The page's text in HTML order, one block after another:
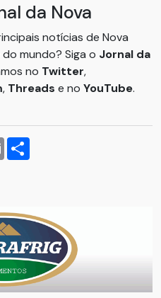
da Nova
notícias de Nova
mundo? Siga o Jornal da
no Twitter,
, Threads e no YouTube.
Email